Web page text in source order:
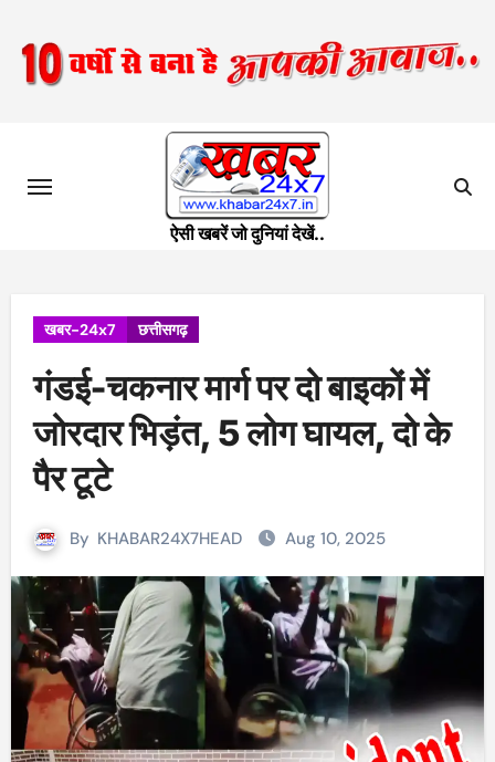
content
ऐसी खबरें जो दुनियां देखें..
खबर-24x7 छत्तीसगढ़
गंडई-चकनार मार्ग पर दो बाइकों में
जोरदार भिड़ंत, 5 लोग घायल, दो के
पैर टूटे
By KHABAR24X7HEAD Aug 10, 2025